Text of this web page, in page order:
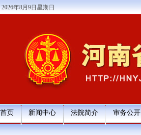
2026年8月9日星期日
首页 新闻中心 法院简介 审务公开